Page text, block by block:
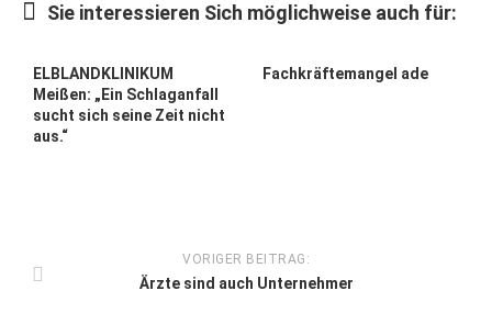
Forum Gesundheit
Allgemein
Hören
Sie interessieren Sich möglichweise auch für:
ELBLANDKLINIKUM
Meißen: „Ein Schlaganfall
sucht sich seine Zeit nicht
aus.“
Fachkräftemangel ade
VORIGER BEITRAG:
Ärzte sind auch Unternehmer